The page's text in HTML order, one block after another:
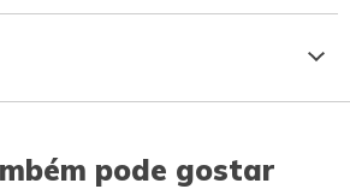
pode gostar